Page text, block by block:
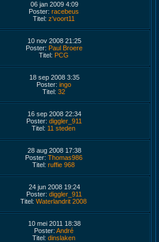
06 jan 2009 4:09
Poster: racebeus
Titel: z'voort11
10 nov 2008 21:25
Poster: Paul Broere
Titel: PCG
18 sep 2008 3:35
Poster: ingo
Titel: 32
16 sep 2008 22:34
Poster: diggler_911
Titel: 11 steden
28 aug 2008 17:38
Poster: Thomas986
Titel: ruffie 968
24 jun 2008 19:24
Poster: diggler_911
Titel: Waterlandrit 2008
10 mei 2011 18:38
Poster: André
Titel: dinslaken